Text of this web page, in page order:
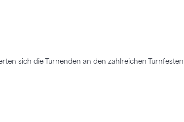
sich die Turnenden an den zahlreichen Turnfesten